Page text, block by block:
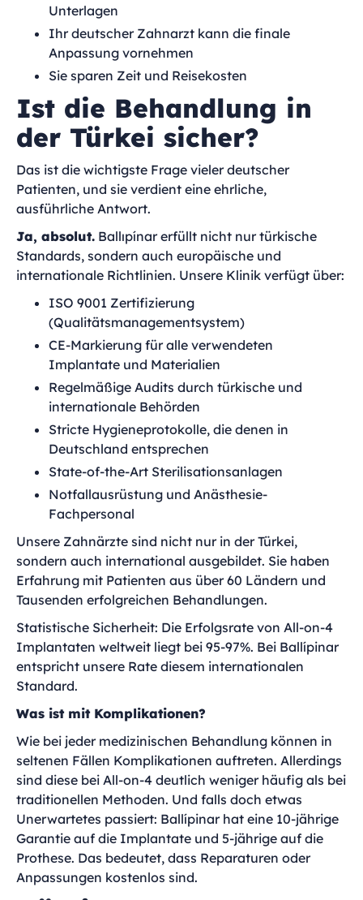
Unterlagen
Ihr deutscher Zahnarzt kann die finale
Anpassung vornehmen
Sie sparen Zeit und Reisekosten
Ist die Behandlung in
der Türkei sicher?
Das ist die wichtigste Frage vieler deutscher
Patienten, und sie verdient eine ehrliche,
ausführliche Antwort.
Ja, absolut. Ballıpínar erfüllt nicht nur türkische
Standards, sondern auch europäische und
internationale Richtlinien. Unsere Klinik verfügt über:
ISO 9001 Zertifizierung
(Qualitätsmanagementsystem)
CE-Markierung für alle verwendeten
Implantate und Materialien
Regelmäßige Audits durch türkische und
internationale Behörden
Stricte Hygieneprotokolle, die denen in
Deutschland entsprechen
State-of-the-Art Sterilisationsanlagen
Notfallausrüstung und Anästhesie-
Fachpersonal
Unsere Zahnärzte sind nicht nur in der Türkei,
sondern auch international ausgebildet. Sie haben
Erfahrung mit Patienten aus über 60 Ländern und
Tausenden erfolgreichen Behandlungen.
Statistische Sicherheit: Die Erfolgsrate von All-on-4
Implantaten weltweit liegt bei 95-97%. Bei Ballípinar
entspricht unsere Rate diesem internationalen
Standard.
Was ist mit Komplikationen?
Wie bei jeder medizinischen Behandlung können in
seltenen Fällen Komplikationen auftreten. Allerdings
sind diese bei All-on-4 deutlich weniger häufig als bei
traditionellen Methoden. Und falls doch etwas
Unerwartetes passiert: Ballípinar hat eine 10-jährige
Garantie auf die Implantate und 5-jährige auf die
Prothese. Das bedeutet, dass Reparaturen oder
Anpassungen kostenlos sind.